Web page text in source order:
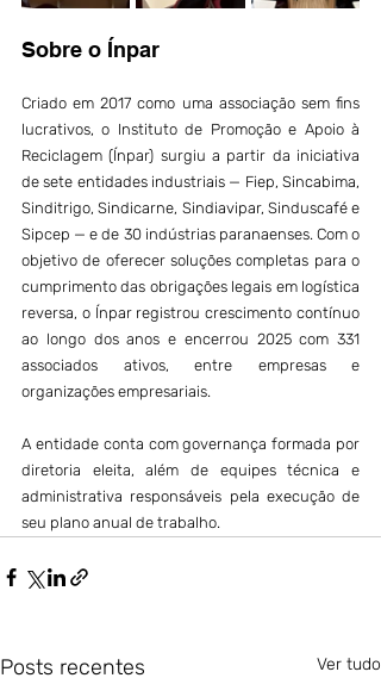
Sobre o Ínpar
Criado em 2017 como uma associação sem fins
lucrativos, o Instituto de Promoção e Apoio à
Reciclagem (Ínpar) surgiu a partir da iniciativa
de sete entidades industriais — Fiep, Sincabima,
Sinditrigo, Sindicarne, Sindiavipar, Sinduscafé e
Sipcep — e de 30 indústrias paranaenses. Com o
objetivo de oferecer soluções completas para o
cumprimento das obrigações legais em logística
reversa, o Ínpar registrou crescimento contínuo
ao longo dos anos e encerrou 2025 com 331
associados ativos, entre empresas e
organizações empresariais.
A entidade conta com governança formada por
diretoria eleita, além de equipes técnica e
administrativa responsáveis pela execução de
seu plano anual de trabalho.
Posts recentes Ver tudo